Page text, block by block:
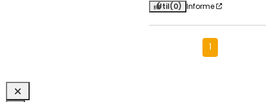
Útil(0) Informe
1